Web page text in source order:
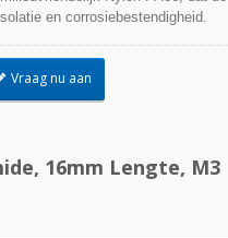
en corrosiebestendigheid.
Vraag nu aan
16mm Lengte, M3